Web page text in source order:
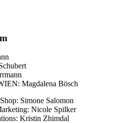
Magdalena Bösch
Simone Salomon
Nicole Spilker
Kristin Zhimdal